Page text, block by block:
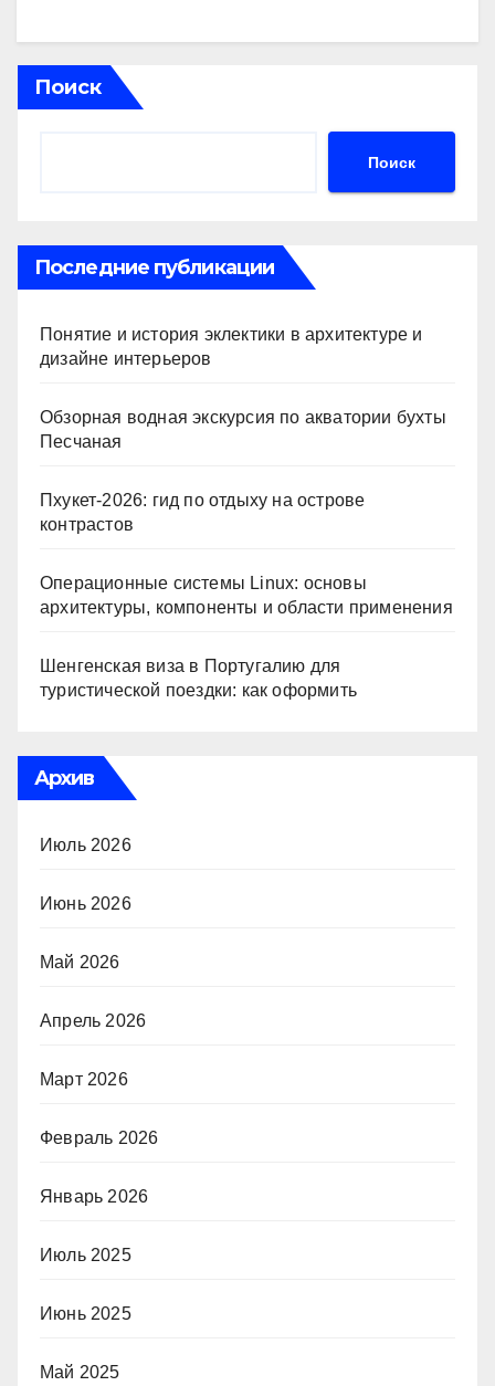
at
s
A
e
gr
a
er
n
ki
р
ть
Поиск
Поиск
Последние публикации
Понятие и история эклектики в архитектуре и
дизайне интерьеров
Обзорная водная экскурсия по акватории бухты
Песчаная
Пхукет-2026: гид по отдыху на острове
контрастов
Операционные системы Linux: основы
архитектуры, компоненты и области применения
Шенгенская виза в Португалию для
туристической поездки: как оформить
Архив
Июль 2026
Июнь 2026
Май 2026
Апрель 2026
Март 2026
Февраль 2026
Январь 2026
Июль 2025
Июнь 2025
Май 2025